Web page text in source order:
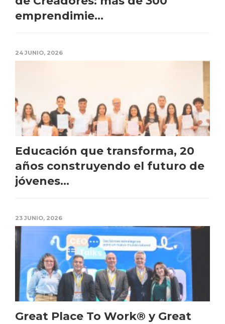
emprendimie...
24 JUNIO, 2026
Educación que transforma, 20
años construyendo el futuro de
jóvenes...
23 JUNIO, 2026
Great Place To Work® y Great